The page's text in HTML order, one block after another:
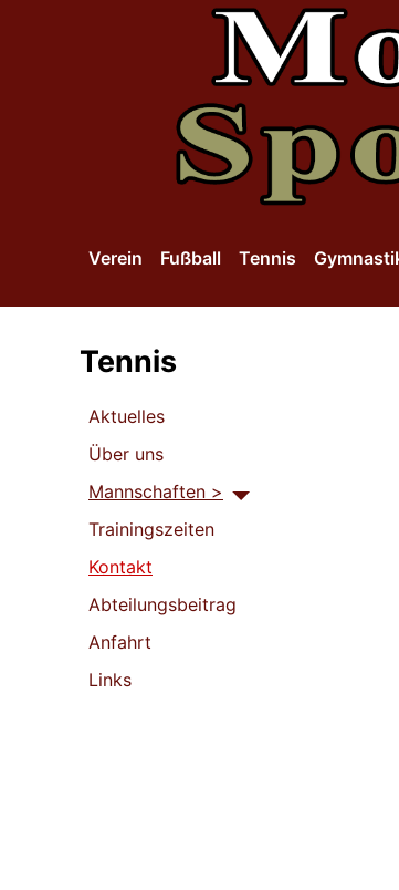
Verein Fußball Tennis
Tennis
Aktuelles
Über uns
Mannschaften >
Trainingszeiten
Kontakt
Abteilungsbeitrag
Anfahrt
Links